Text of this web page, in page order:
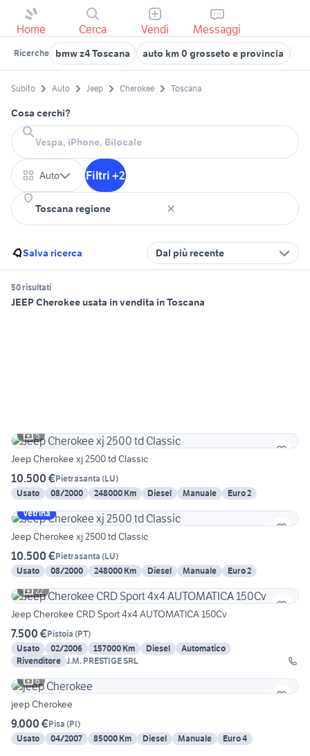
Home Cerca Vendi Messaggi
Ricerche bmw z4 Toscana auto km 0 grosseto e provincia
Subito Auto Jeep Cherokee Toscana
Cosa cerchi?
Auto Filtri +2
Salva ricerca Dal più recente
50 risultati
JEEP Cherokee usata in vendita in Toscana
5
Jeep Cherokee xj 2500 td Classic
10.500 €Pietrasanta (LU)
Usato
08/2000 248000 Km Diesel Manuale
Euro 2
Vetrina
Jeep Cherokee xj 2500 td Classic
10.500 €Pietrasanta (LU)
Usato
08/2000 248000 Km Diesel Manuale
Euro 2
22
Jeep Cherokee CRD Sport 4x4 AUTOMATICA 150Cv
7.500 €Pistoia (PT)
Usato
02/2006 157000 Km Diesel
Automatico
Rivenditore J.M. PRESTIGE SRL
6
jeep Cherokee
9.000 €Pisa (PI)
Usato
04/2007 85000 Km Diesel Manuale Euro 4